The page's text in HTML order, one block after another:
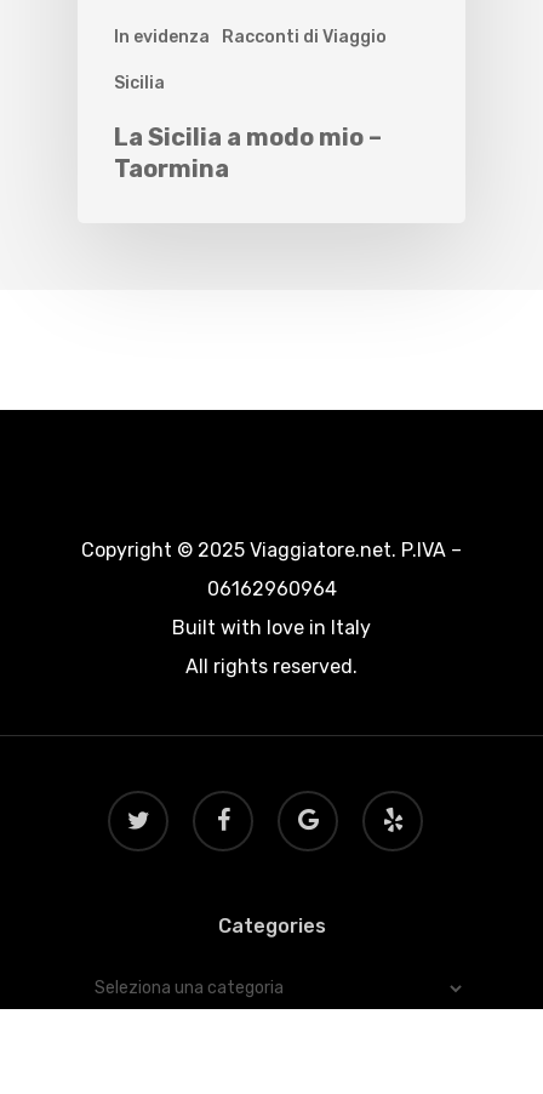
In evidenza Racconti di Viaggio
Sicilia
La Sicilia a modo mio –
Taormina
Copyright © 2025 Viaggiatore.net. P.IVA –
06162960964
Built with love in Italy
All rights reserved.
twitter facebook
google-
plus
yelp
Categories
Categories